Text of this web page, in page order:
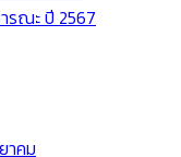
รณะ ปี 2567
าคม